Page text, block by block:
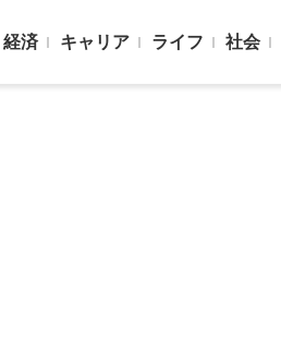
済 キャリア ライフ 社会